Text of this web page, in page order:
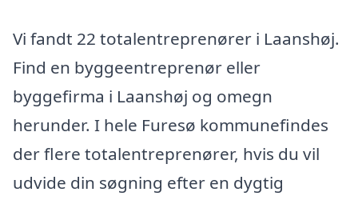
Vi fandt 22 totalentreprenører i Laanshøj.
Find en byggeentreprenør eller
byggefirma i Laanshøj og omegn
herunder. I hele Furesø kommunefindes
der flere totalentreprenører, hvis du vil
udvide din søgning efter en dygtig